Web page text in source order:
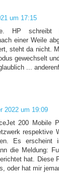
um 17:15
HP schreibt
einer Weile
steht da nicht.
gewechselt
...
2022 um 19:09
200 Mobile
respektive
Es
die Meldung:
hat. Diese
oder hat mir